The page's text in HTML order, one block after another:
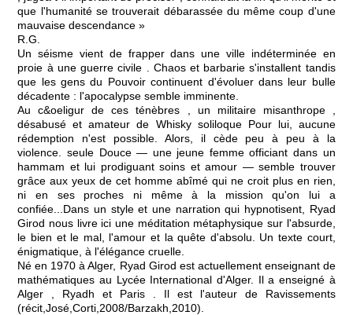
que l'humanité se trouverait débarassée du même coup d'une
mauvaise descendance »
R.G.
Un séisme vient de frapper dans une ville indéterminée en
proie à une guerre civile . Chaos et barbarie s'installent tandis
que les gens du Pouvoir continuent d'évoluer dans leur bulle
décadente : l'apocalypse semble imminente.
Au c&oeligur de ces ténèbres , un militaire misanthrope ,
désabusé et amateur de Whisky soliloque Pour lui, aucune
rédemption n'est possible. Alors, il cède peu à peu à la
violence. seule Douce — une jeune femme officiant dans un
hammam et lui prodiguant soins et amour — semble trouver
grâce aux yeux de cet homme abîmé qui ne croit plus en rien,
ni en ses proches ni même à la mission qu'on lui a
confiée...Dans un style et une narration qui hypnotisent, Ryad
Girod nous livre ici une méditation métaphysique sur l'absurde,
le bien et le mal, l'amour et la quête d'absolu. Un texte court,
énigmatique, à l'élégance cruelle.
Né en 1970 à Alger, Ryad Girod est actuellement enseignant de
mathématiques au Lycée International d'Alger. Il a enseigné à
Alger , Ryadh et Paris . Il est l'auteur de Ravissements
(récit,José,Corti,2008/Barzakh,2010).